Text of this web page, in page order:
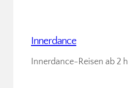
Innerdance
Innerdance-Reisen ab 2 h